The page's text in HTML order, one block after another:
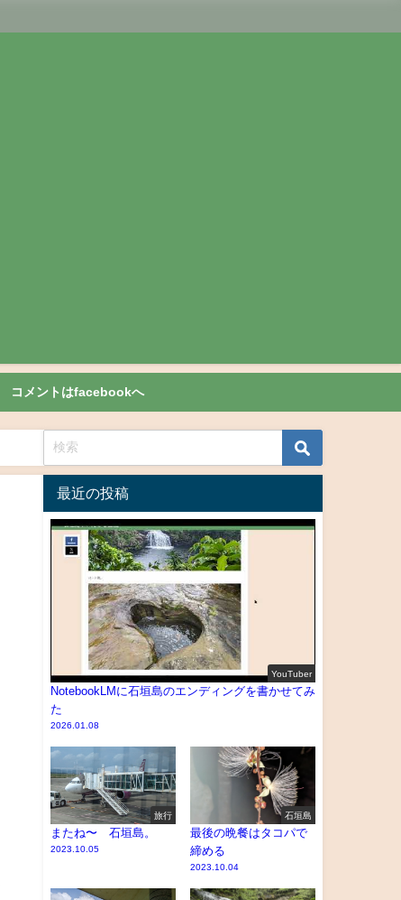
コメントはfacebookへ
最近の投稿
YouTuber
NotebookLMに石垣島のエンディングを書かせてみ
た
2026.01.08
旅行
またね〜 石垣島。
2023.10.05
石垣島
最後の晩餐はタコパで
締める
2023.10.04